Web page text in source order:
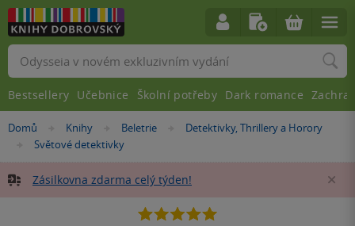
Nacházíte
Domů »Knihy »Beletrie »
Detektivky, Thrillery a Horory
»
Světové detektivky
Zásilkovna zdarma celý týden!
5.0
Vyhledávání
Bestsellery Učebnice Školní potřeby Dark romance